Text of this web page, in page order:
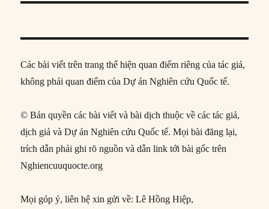
Các bài viết trên trang thể hiện quan điểm riêng của tác giả,
không phải quan điểm của Dự án Nghiên cứu Quốc tế.
© Bản quyền các bài viết và bài dịch thuộc về các tác giả,
dịch giả và Dự án Nghiên cứu Quốc tế. Mọi bài đăng lại,
trích dẫn phải ghi rõ nguồn và dẫn link tới bài gốc trên
Nghiencuuquocte.org
Mọi góp ý, liên hệ xin gửi về: Lê Hồng Hiệp,